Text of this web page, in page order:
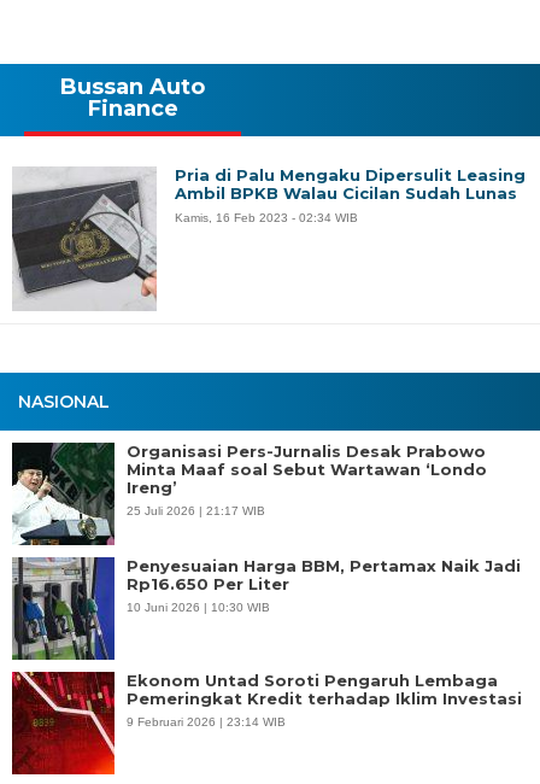
NASIONAL
Organisasi Pers-Jurnalis Desak Prabowo
Minta Maaf soal Sebut Wartawan ‘Londo
Ireng’
25 Juli 2026 | 21:17 WIB
Penyesuaian Harga BBM, Pertamax Naik Jadi
Rp16.650 Per Liter
10 Juni 2026 | 10:30 WIB
Ekonom Untad Soroti Pengaruh Lembaga
Pemeringkat Kredit terhadap Iklim Investasi
9 Februari 2026 | 23:14 WIB
Bussan Auto
Finance
Pria di Palu Mengaku Dipersulit Leasing
Ambil BPKB Walau Cicilan Sudah Lunas
Kamis, 16 Feb 2023 - 02:34 WIB